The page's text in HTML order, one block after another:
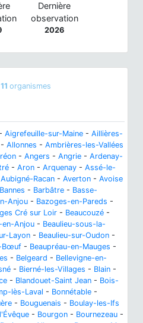
Dernière
observation
2026
11 organismes
- Aigrefeuille-sur-Maine - Aillières-
- Allonnes - Ambrières-les-Vallées
- Angers - Angrie - Ardenay-
- Aron - Arquenay - Assé-le-
Aubigné-Racan - Averton - Avoise
Bannes - Barbâtre - Basse-
Anjou - Bazoges-en-Pareds -
Cré sur Loir - Beaucouzé -
Anjou - Beaulieu-sous-la-
Layon - Beaulieu-sur-Oudon -
Bœuf - Beaupréau-en-Mauges -
- Belgeard - Bellevigne-en-
- Bierné-les-Villages - Blain -
- Blandouet-Saint Jean - Bois-
lès-Laval - Bonnétable -
- Bouguenais - Boulay-les-Ifs
- Bourgon - Bournezeau -